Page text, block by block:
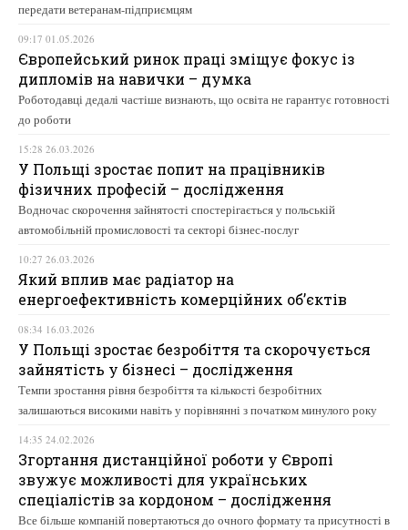
передати ветеранам-підприємцям
09:17 01.05.2026
Європейський ринок праці зміщує фокус із
дипломів на навички – думка
Роботодавці дедалі частіше визнають, що освіта не гарантує готовності
до роботи
15:28 26.03.2026
У Польщі зростає попит на працівників
фізичних професій – дослідження
Водночас скорочення зайнятості спостерігається у польській
автомобільній промисловості та секторі бізнес-послуг
10:27 26.03.2026
Який вплив має радіатор на
енергоефективність комерційних об’єктів
08:34 16.03.2026
У Польщі зростає безробіття та скорочується
зайнятість у бізнесі – дослідження
Темпи зростання рівня безробіття та кількості безробітних
залишаються високими навіть у порівнянні з початком минулого року
14:35 24.02.2026
Згортання дистанційної роботи у Європі
звужує можливості для українських
спеціалістів за кордоном – дослідження
Все більше компаній повертаються до очного формату та присутності в